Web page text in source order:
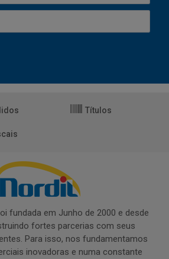
Títulos
fundada em Junho de 2000 e desde
fortes parcerias com seus
Para isso, nos fundamentamos
inovadoras e numa constante